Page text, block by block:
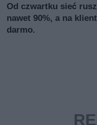
Od czwartku sieć
nawet 90%, a na
darmo.